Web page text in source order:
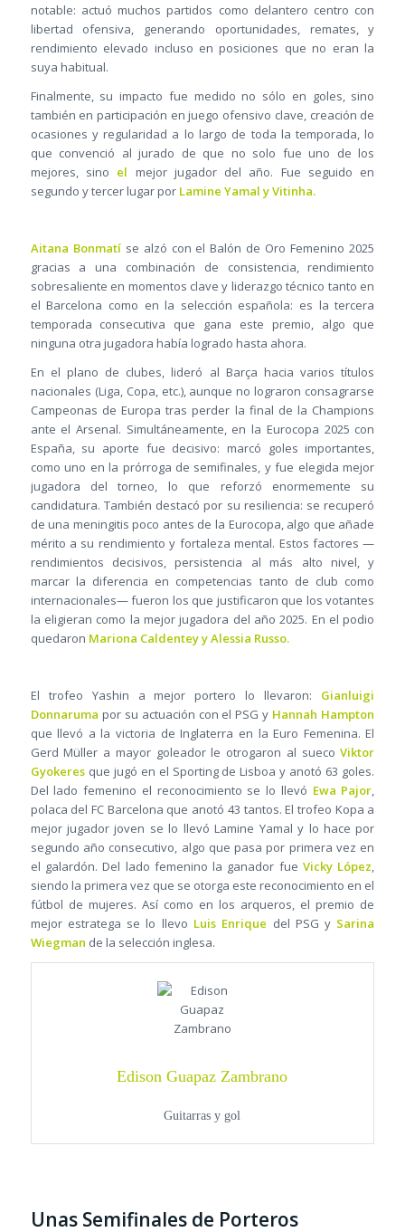
notable: actuó muchos partidos como delantero centro con
libertad ofensiva, generando oportunidades, remates, y
rendimiento elevado incluso en posiciones que no eran la
suya habitual.
Finalmente, su impacto fue medido no sólo en goles, sino
también en participación en juego ofensivo clave, creación de
ocasiones y regularidad a lo largo de toda la temporada, lo
que convenció al jurado de que no solo fue uno de los
mejores, sino el mejor jugador del año. Fue seguido en
segundo y tercer lugar porLamine Yamal y Vitinha.
Aitana Bonmatíse alzó con el Balón de Oro Femenino 2025
gracias a una combinación de consistencia, rendimiento
sobresaliente en momentos clave y liderazgo técnico tanto en
el Barcelona como en la selección española: es la tercera
temporada consecutiva que gana este premio, algo que
ninguna otra jugadora había logrado hasta ahora.
En el plano de clubes, lideró al Barça hacia varios títulos
nacionales (Liga, Copa, etc.), aunque no lograron consagrarse
Campeonas de Europa tras perder la final de la Champions
ante el Arsenal. Simultáneamente, en la Eurocopa 2025 con
España, su aporte fue decisivo: marcó goles importantes,
como uno en la prórroga de semifinales, y fue elegida mejor
jugadora del torneo, lo que reforzó enormemente su
candidatura. También destacó por su resiliencia: se recuperó
de una meningitis poco antes de la Eurocopa, algo que añade
mérito a su rendimiento y fortaleza mental. Estos factores —
rendimientos decisivos, persistencia al más alto nivel, y
marcar la diferencia en competencias tanto de club como
internacionales— fueron los que justificaron que los votantes
la eligieran como la mejor jugadora del año 2025. En el podio
quedaron Mariona Caldentey y Alessia Russo.
El trofeo Yashin a mejor portero lo llevaron: Gianluigi
Donnaruma por su actuación con el PSG y Hannah Hampton
que llevó a la victoria de Inglaterra en la Euro Femenina. El
Gerd Müller a mayor goleador le otrogaron al suecoViktor
Gyokeresque jugó en el Sporting de Lisboa y anotó 63 goles.
Del lado femenino el reconocimiento se lo llevó Ewa Pajor,
polaca del FC Barcelona que anotó 43 tantos. El trofeo Kopa a
mejor jugador joven se lo llevó Lamine Yamal y lo hace por
segundo año consecutivo, algo que pasa por primera vez en
el galardón. Del lado femenino la ganador fueVicky López,
siendo la primera vez que se otorga este reconocimiento en el
fútbol de mujeres. Así como en los arqueros, el premio de
mejor estratega se lo llevo Luis Enrique del PSG y Sarina
Wiegman de la selección inglesa.
Edison Guapaz Zambrano
Guitarras y gol
Unas Semifinales de Porteros